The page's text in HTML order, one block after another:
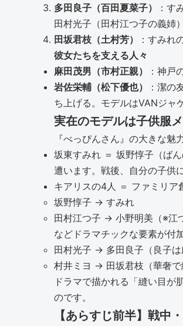
多田良子（百田夏菜子）
：す
田村光子（田村江つ子の義姉）
田坂君枝（土村芳）
：すみれ
彼女たちを支える人々
麻田茂男（市村正親）
：神戸
岩佐栄輔（松下優也）
：潔の
ち上げる。モデルはVANジャ
実在のモデルは子供服
『べっぴんさん』の大きな魅
坂東すみれ ＝ 坂野惇子（ば
遭います。戦後、自分の子供
キアリスの4人 ＝ ファミリア
坂野惇子 → すみれ
田村江つ子 → 小野明美（※江
などドラマチックな要素が付
田村光子 → 多田良子（良子は
村井ミヨ → 田坂君枝（華奢で
ドラマで描かれる「縫い目が
のです。
【あらすじ前半】戦中